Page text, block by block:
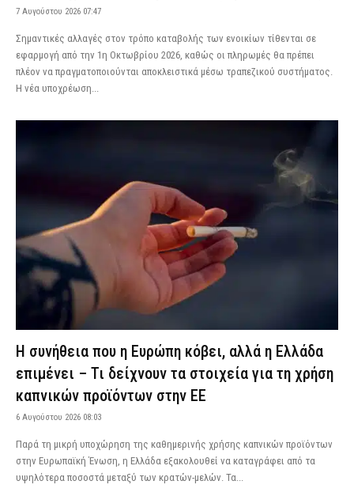
7 Αυγούστου 2026 07:47
Σημαντικές αλλαγές στον τρόπο καταβολής των ενοικίων τίθενται σε
εφαρμογή από την 1η Οκτωβρίου 2026, καθώς οι πληρωμές θα πρέπει
πλέον να πραγματοποιούνται αποκλειστικά μέσω τραπεζικού συστήματος.
Η νέα υποχρέωση...
Η συνήθεια που η Ευρώπη κόβει, αλλά η Ελλάδα
επιμένει – Τι δείχνουν τα στοιχεία για τη χρήση
καπνικών προϊόντων στην ΕΕ
6 Αυγούστου 2026 08:03
Παρά τη μικρή υποχώρηση της καθημερινής χρήσης καπνικών προϊόντων
στην Ευρωπαϊκή Ένωση, η Ελλάδα εξακολουθεί να καταγράφει από τα
υψηλότερα ποσοστά μεταξύ των κρατών-μελών. Τα...